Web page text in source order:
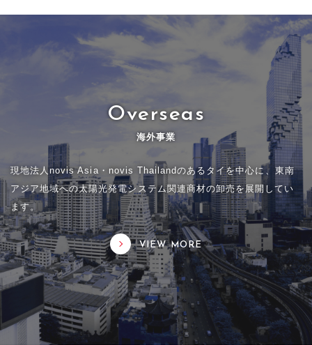
Overseas
海外事業
現地法人novis Asia・novis Thailandのあるタイを中心に、東南
アジア地域への太陽光発電システム関連商材の卸売を展開してい
ます。
VIEW MORE